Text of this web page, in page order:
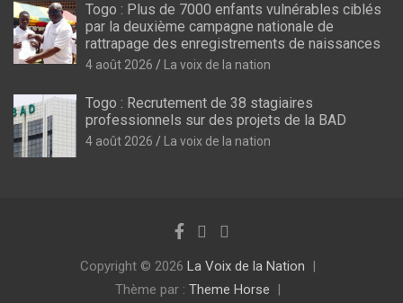
Togo : Plus de 7000 enfants vulnérables ciblés
par la deuxième campagne nationale de
rattrapage des enregistrements de naissances
4 août 2026 La voix de la nation
Togo : Recrutement de 38 stagiaires
professionnels sur des projets de la BAD
4 août 2026 La voix de la nation
Copyright © 2026 La Voix de la Nation
Thème par : Theme Horse